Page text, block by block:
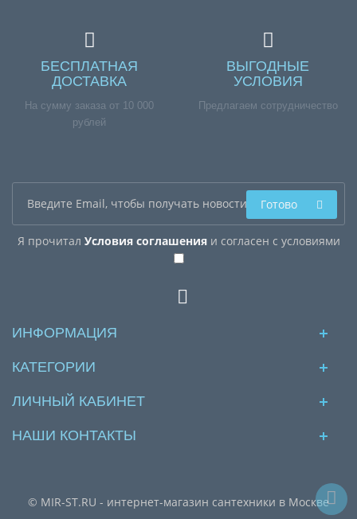
БЕСПЛАТНАЯ
ДОСТАВКА
На сумму заказа от 10 000
рублей
ВЫГОДНЫЕ
УСЛОВИЯ
Предлагаем сотрудничество
Я прочитал Условия соглашенияи согласен с условиями
Готово
ИНФОРМАЦИЯ
КАТЕГОРИИ
ЛИЧНЫЙ КАБИНЕТ
НАШИ КОНТАКТЫ
© MIR-ST.RU - интернет-магазин сантехники в Москве